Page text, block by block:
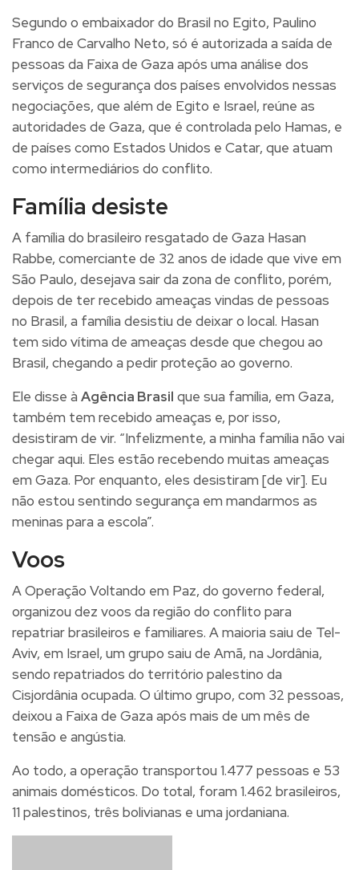
Segundo o embaixador do Brasil no Egito, Paulino
Franco de Carvalho Neto, só é autorizada a saída de
pessoas da Faixa de Gaza após uma análise dos
serviços de segurança dos países envolvidos nessas
negociações, que além de Egito e Israel, reúne as
autoridades de Gaza, que é controlada pelo Hamas, e
de países como Estados Unidos e Catar, que atuam
como intermediários do conflito.
Família desiste
A família do brasileiro resgatado de Gaza Hasan
Rabbe, comerciante de 32 anos de idade que vive em
São Paulo, desejava sair da zona de conflito, porém,
depois de ter recebido ameaças vindas de pessoas
no Brasil, a família desistiu de deixar o local. Hasan
tem sido vítima de ameaças desde que chegou ao
Brasil, chegando a pedir proteção ao governo.
Ele disse à Agência Brasil que sua família, em Gaza,
também tem recebido ameaças e, por isso,
desistiram de vir. “Infelizmente, a minha família não vai
chegar aqui. Eles estão recebendo muitas ameaças
em Gaza. Por enquanto, eles desistiram [de vir]. Eu
não estou sentindo segurança em mandarmos as
meninas para a escola”.
Voos
A Operação Voltando em Paz, do governo federal,
organizou dez voos da região do conflito para
repatriar brasileiros e familiares. A maioria saiu de Tel-
Aviv, em Israel, um grupo saiu de Amã, na Jordânia,
sendo repatriados do território palestino da
Cisjordânia ocupada. O último grupo, com 32 pessoas,
deixou a Faixa de Gaza após mais de um mês de
tensão e angústia.
Ao todo, a operação transportou 1.477 pessoas e 53
animais domésticos. Do total, foram 1.462 brasileiros,
11 palestinos, três bolivianas e uma jordaniana.